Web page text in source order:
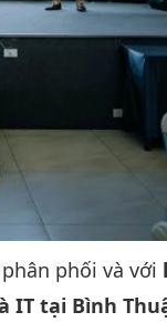
phối và với
IT tại Bình